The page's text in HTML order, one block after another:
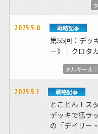
2025.5.8 戦略記事
第55回：デッ
ー》｜クロタ
タルキール
2025.5.1 戦略記事
とことん！ス
デッキで猛ラ
の「デイリー